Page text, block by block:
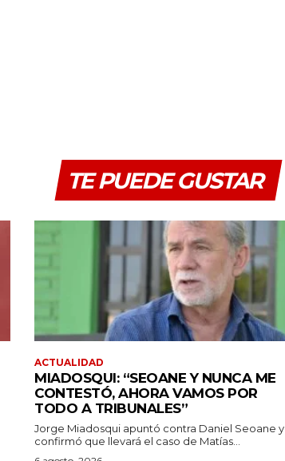
TE PUEDE GUSTAR
ACTUALIDAD
MIADOSQUI: “SEOANE Y NUNCA ME
CONTESTÓ, AHORA VAMOS POR
TODO A TRIBUNALES”
Jorge Miadosqui apuntó contra Daniel Seoane y
confirmó que llevará el caso de Matías...